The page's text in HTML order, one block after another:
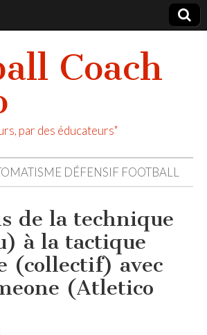
Coach
par des éducateurs"
DÉFENSIF FOOTBALL
de la technique
à la tactique
(collectif) avec
(Atletico